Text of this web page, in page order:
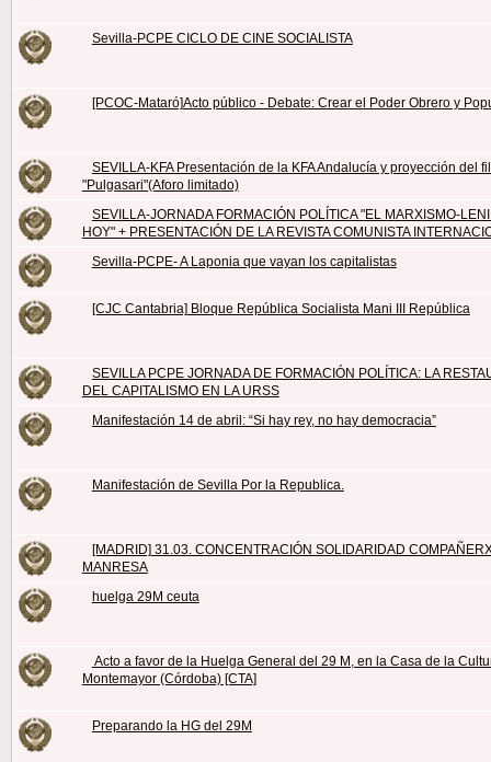
Sevilla-PCPE CICLO DE CINE SOCIALISTA
[PCOC-Mataró]Acto público - Debate: Crear el Poder Obrero y
SEVILLA-KFA Presentación de la KFA Andalucía y proyección del
"Pulgasari"(Aforo limitado)
SEVILLA-JORNADA FORMACIÓN POLÍTICA "EL MARXISMO-
HOY" + PRESENTACIÓN DE LA REVISTA COMUNISTA
Sevilla-PCPE- A Laponia que vayan los capitalistas
[CJC Cantabria] Bloque República Socialista Mani III República
SEVILLA PCPE JORNADA DE FORMACIÓN POLÍTICA: LA
DEL CAPITALISMO EN LA URSS
Manifestación 14 de abril: “Si hay rey, no hay democracia”
Manifestación de Sevilla Por la Republica.
[MADRID] 31.03. CONCENTRACIÓN SOLIDARIDAD
MANRESA
huelga 29M ceuta
Acto a favor de la Huelga General del 29 M, en la Casa de la
Montemayor (Córdoba) [CTA]
Preparando la HG del 29M